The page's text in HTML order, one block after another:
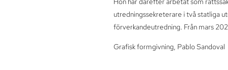
utredningssekreterare i två statliga
förverkandeutredning. Från mars
Grafisk formgivning, Pablo Sandoval